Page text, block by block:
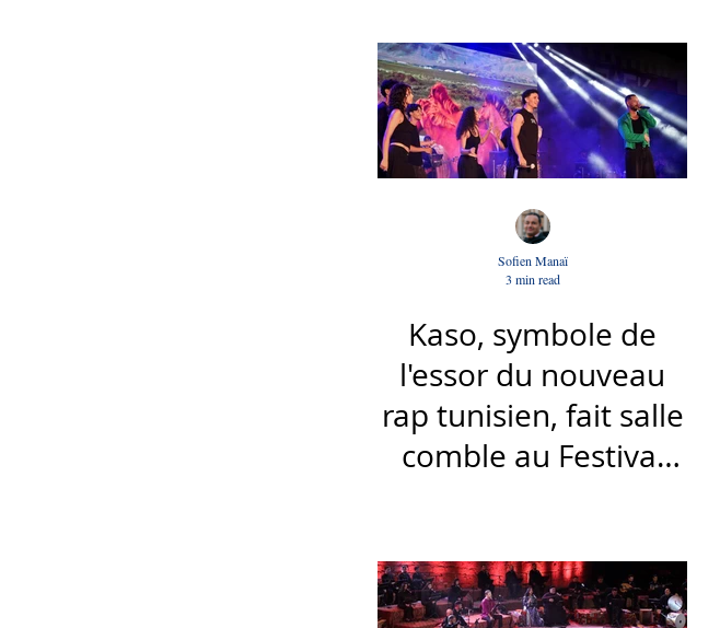
Kaso, symbole de
l'essor du nouveau
rap tunisien, fait salle
comble au Festival
Sofien Manaï
3 min read